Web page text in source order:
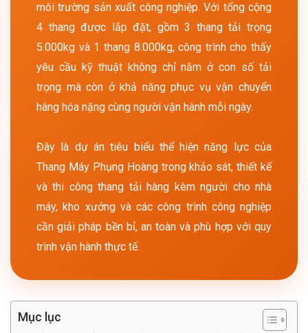
môi trường sản xuất công nghiệp. Với tổng cộng
4 thang được lắp đặt, gồm 3 thang tải trọng
5.000kg và 1 thang 8.000kg, công trình cho thấy
yêu cầu kỹ thuật không chỉ nằm ở con số tải
trọng mà còn ở khả năng phục vụ vận chuyển
hàng hóa nặng cùng người vận hành mỗi ngày.
Đây là dự án tiêu biểu thể hiện năng lực của
Thang Máy Phụng Hoàng trong khảo sát, thiết kế
và thi công thang tải hàng kèm người cho nhà
máy, kho xưởng và các công trình công nghiệp
cần giải pháp bền bỉ, an toàn và phù hợp với quy
trình vận hành thực tế.
Mục lục